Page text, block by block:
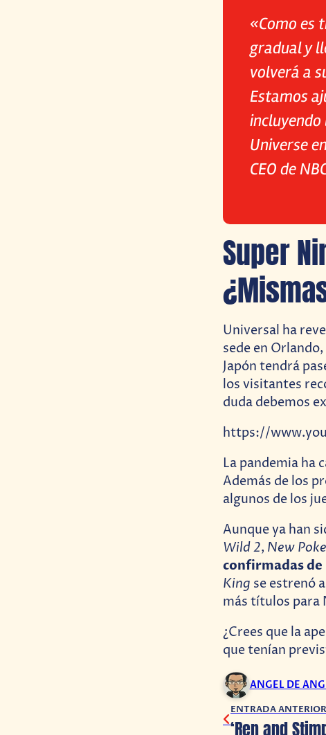
«Como es
gradual y
volverá a
Estamos
incluyendo
Universe
CEO de
Super
Universal ha
sede en
Japón tendrá
los visitantes
duda debemos
https://
La pandemia ha
Además de los
algunos de los
Aunque ya han
Wild 2, New
confirmadas
King se estrenó
más títulos para
¿Crees que la
que tenían
ANGEL DE
ENTRADA ANTERIOR